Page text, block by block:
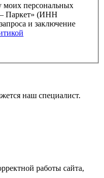
моих персональных
Паркет» (ИНН
наш специалист.
работы сайта,